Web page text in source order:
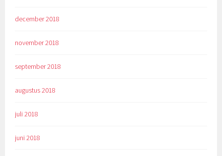
december 2018
november 2018
september 2018
augustus 2018
juli 2018
juni 2018